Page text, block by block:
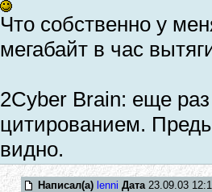
Что собственно у
мегабайт в час
2Cyber Brain: еще
цитированием.
видно.
Написал(а) lenni Дата23.09.03